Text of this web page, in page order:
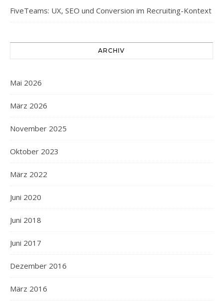
FiveTeams: UX, SEO und Conversion im Recruiting-Kontext
ARCHIV
Mai 2026
März 2026
November 2025
Oktober 2023
März 2022
Juni 2020
Juni 2018
Juni 2017
Dezember 2016
März 2016